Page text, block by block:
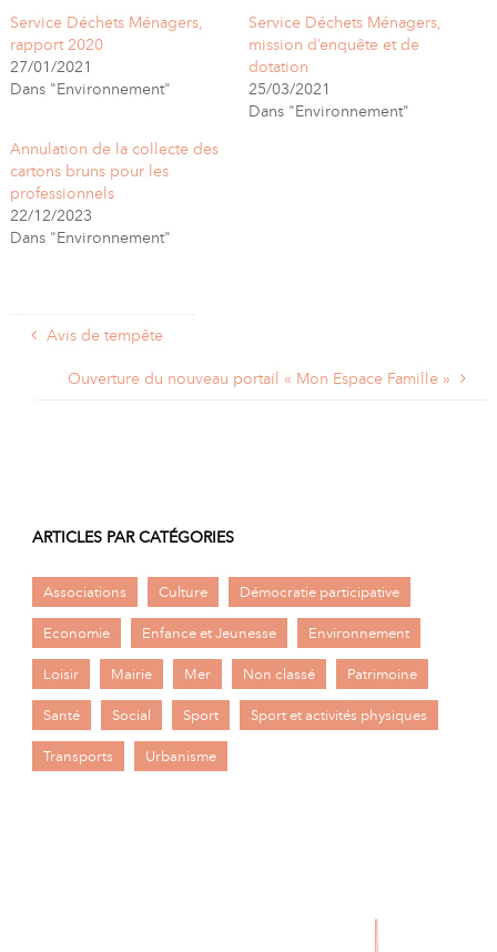
Service Déchets Ménagers,
rapport 2020
27/01/2021
Dans "Environnement"
Service Déchets Ménagers,
mission d’enquête et de
dotation
25/03/2021
Dans "Environnement"
Annulation de la collecte des
cartons bruns pour les
professionnels
22/12/2023
Dans "Environnement"
Avis de tempête
Ouverture du nouveau portail « Mon Espace Famille »
ARTICLES PAR CATÉGORIES
Associations Culture Démocratie participative
Economie Enfance et Jeunesse Environnement
Loisir Mairie Mer Non classé Patrimoine
Santé Social Sport Sport et activités physiques
Transports Urbanisme